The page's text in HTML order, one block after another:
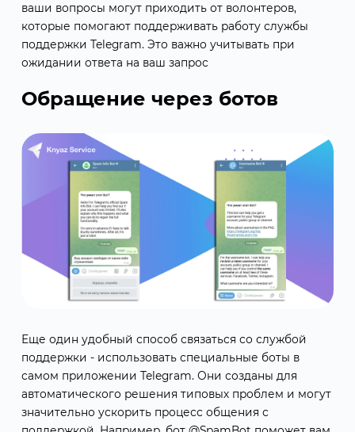
ваши вопросы могут приходить от волонтеров,
которые помогают поддерживать работу службы
поддержки Telegram. Это важно учитывать при
ожидании ответа на ваш запрос
Обращение через ботов
Еще один удобный способ связаться со службой
поддержки - использовать специальные боты в
самом приложении Telegram. Они созданы для
автоматического решения типовых проблем и могут
значительно ускорить процесс общения с